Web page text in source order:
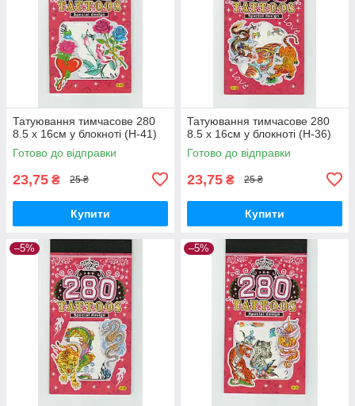
Татуювання тимчасове 280
8.5 х 16см у блокноті (H-41)
Готово до відправки
23,75 ₴ 25 ₴
Купити
Татуювання тимчасове 280
8.5 х 16см у блокноті (H-36)
Готово до відправки
23,75 ₴ 25 ₴
Купити
–5% –5%